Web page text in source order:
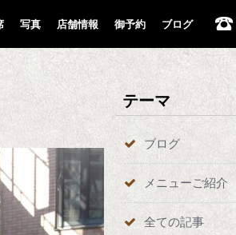
写真 店舗情報 御予約 ブログ
テーマ
ブログ
メニューご紹介
全ての記事